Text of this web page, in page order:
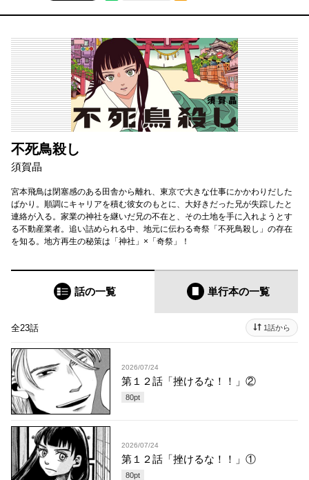
不死鳥殺し
須賀晶
宮本飛鳥は閉塞感のある田舎から離れ、東京で大きな仕事にかかわりだした
ばかり。順調にキャリアを積む彼女のもとに、大好きだった兄が失踪したと
連絡が入る。家業の神社を継いだ兄の不在と、その土地を手に入れようとす
る不動産業者。追い詰められる中、地元に伝わる奇祭「不死鳥殺し」の存在
を知る。地方再生の秘策は「神社」×「奇祭」！
話の一覧 単行本の一覧
全23話 1話から
2026/07/24
第１２話「挫けるな！！」②
80pt
2026/07/24
第１２話「挫けるな！！」①
80pt